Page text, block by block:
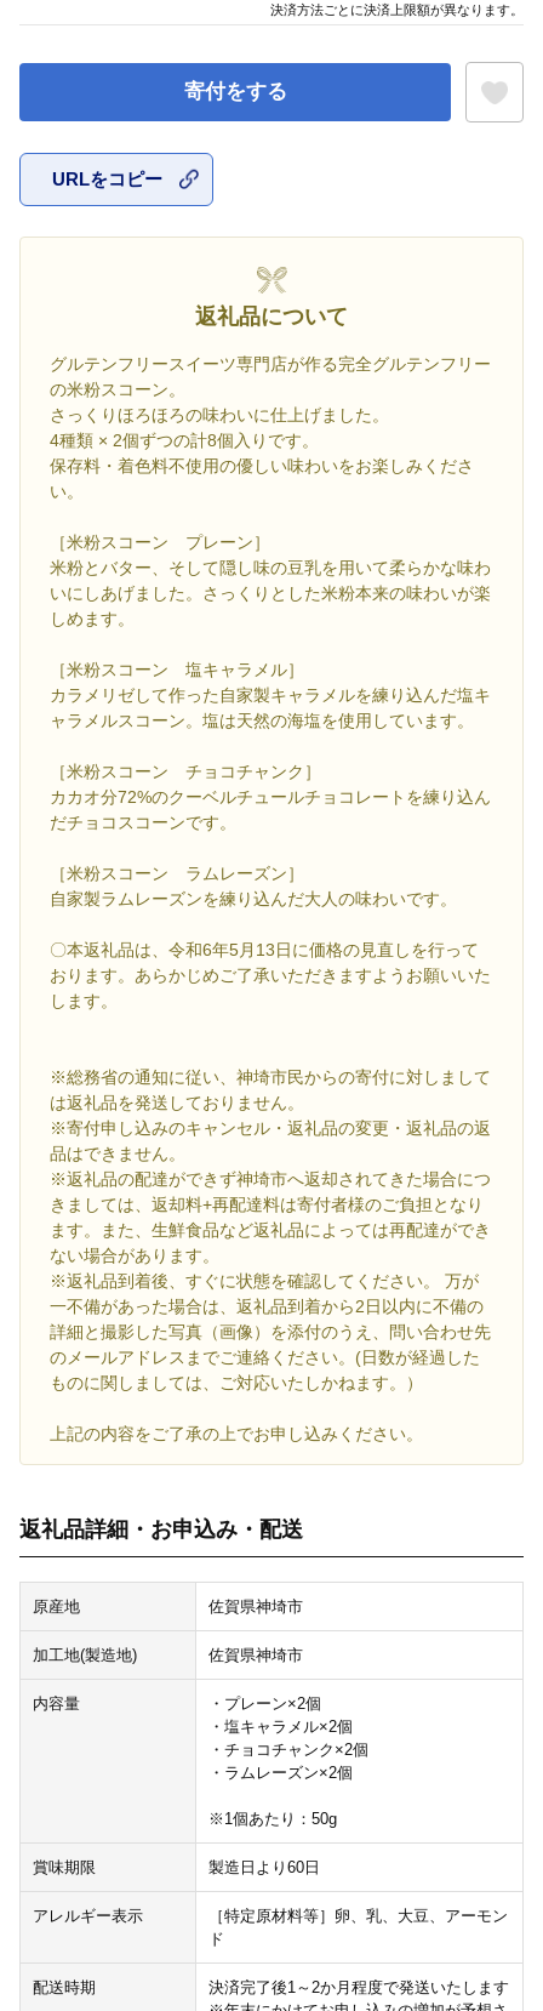
寄付をする
URLをコピー
返礼品について
グルテンフリースイーツ専門店が作る完全グルテンフリー
の米粉スコーン。
さっくりほろほろの味わいに仕上げました。
4種類 × 2個ずつの計8個入りです。
保存料・着色料不使用の優しい味わいをお楽しみくださ
い。
［米粉スコーン プレーン］
米粉とバター、そして隠し味の豆乳を用いて柔らかな味わ
いにしあげました。さっくりとした米粉本来の味わいが楽
しめます。
［米粉スコーン 塩キャラメル］
カラメリゼして作った自家製キャラメルを練り込んだ塩キ
ャラメルスコーン。塩は天然の海塩を使用しています。
［米粉スコーン チョコチャンク］
カカオ分72%のクーベルチュールチョコレートを練り込ん
だチョコスコーンです。
［米粉スコーン ラムレーズン］
自家製ラムレーズンを練り込んだ大人の味わいです。
〇本返礼品は、令和6年5月13日に価格の見直しを行って
おります。あらかじめご了承いただきますようお願いいた
します。
※総務省の通知に従い、神埼市民からの寄付に対しまして
は返礼品を発送しておりません。
※寄付申し込みのキャンセル・返礼品の変更・返礼品の返
品はできません。
※返礼品の配達ができず神埼市へ返却されてきた場合につ
きましては、返却料+再配達料は寄付者様のご負担となり
ます。また、生鮮食品など返礼品によっては再配達ができ
ない場合があります。
※返礼品到着後、すぐに状態を確認してください。 万が
一不備があった場合は、返礼品到着から2日以内に不備の
詳細と撮影した写真（画像）を添付のうえ、問い合わせ先
のメールアドレスまでご連絡ください。(日数が経過した
ものに関しましては、ご対応いたしかねます。）
上記の内容をご了承の上でお申し込みください。
返礼品詳細・お申込み・配送
原産地 佐賀県神埼市
加工地(製造地) 佐賀県神埼市
内容量
・プレーン×2個
・塩キャラメル×2個
・チョコチャンク×2個
・ラムレーズン×2個
※1個あたり：50g
賞味期限 製造日より60日
アレルギー表示
［特定原材料等］卵、乳、大豆、アーモン
ド
配送時期
決済完了後1～2か月程度で発送いたします
決済方法ごとに決済上限額が異なります。